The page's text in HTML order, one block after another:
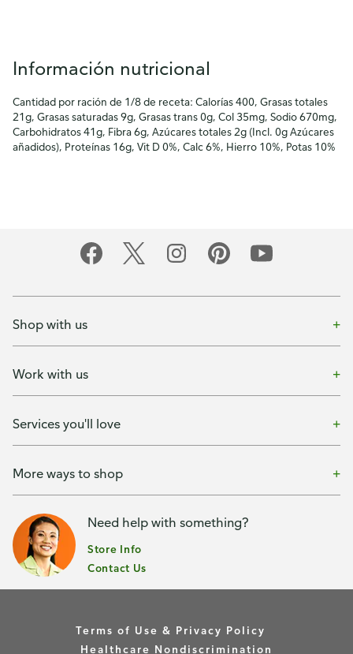
Información nutricional
Cantidad por ración de 1/8 de receta: Calorías 400, Grasas totales
21g, Grasas saturadas 9g, Grasas trans 0g, Col 35mg, Sodio 670mg,
Carbohidratos 41g, Fibra 6g, Azúcares totales 2g (Incl. 0g Azúcares
añadidos), Proteínas 16g, Vit D 0%, Calc 6%, Hierro 10%, Potas 10%
Shop with us
Work with us
Services you'll love
More ways to shop
Need help with something?
Store Info
Contact Us
Terms of Use & Privacy Policy
Healthcare Nondiscrimination